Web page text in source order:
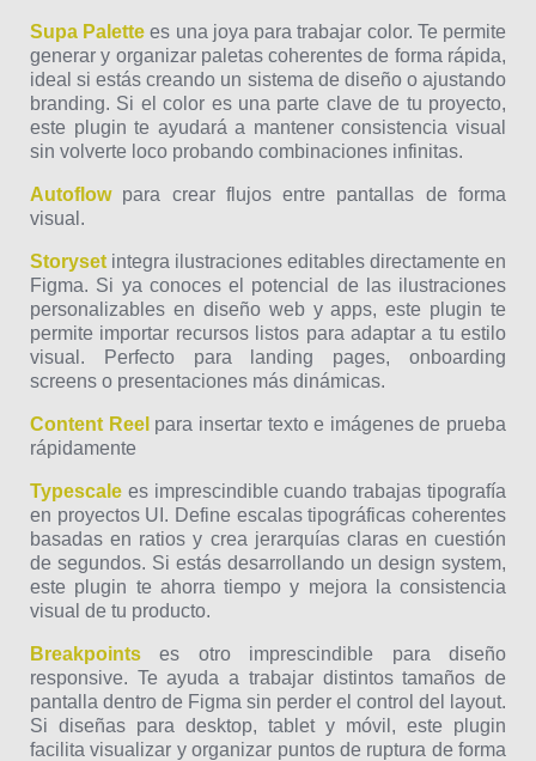
Supa Palette es una joya para trabajar color. Te permite
generar y organizar paletas coherentes de forma rápida,
ideal si estás creando un sistema de diseño o ajustando
branding. Si el color es una parte clave de tu proyecto,
este plugin te ayudará a mantener consistencia visual
sin volverte loco probando combinaciones infinitas.
Autoflow para crear flujos entre pantallas de forma
visual.
Storyset integra ilustraciones editables directamente en
Figma. Si ya conoces el potencial de las ilustraciones
personalizables en diseño web y apps, este plugin te
permite importar recursos listos para adaptar a tu estilo
visual. Perfecto para landing pages, onboarding
screens o presentaciones más dinámicas.
Content Reel para insertar texto e imágenes de prueba
rápidamente
Typescale es imprescindible cuando trabajas tipografía
en proyectos UI. Define escalas tipográficas coherentes
basadas en ratios y crea jerarquías claras en cuestión
de segundos. Si estás desarrollando un design system,
este plugin te ahorra tiempo y mejora la consistencia
visual de tu producto.
Breakpoints es otro imprescindible para diseño
responsive. Te ayuda a trabajar distintos tamaños de
pantalla dentro de Figma sin perder el control del layout.
Si diseñas para desktop, tablet y móvil, este plugin
facilita visualizar y organizar puntos de ruptura de forma